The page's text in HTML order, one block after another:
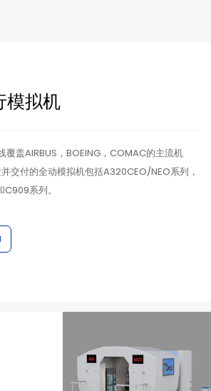
模拟机
覆盖AIRBUS，BOEING，COMAC的主流机
交付的全动模拟机包括A320CEO/NEO系列，
系列。